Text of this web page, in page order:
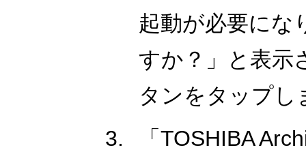
起動が必要にな
すか？」と表示
タンをタップし
「TOSHIBA